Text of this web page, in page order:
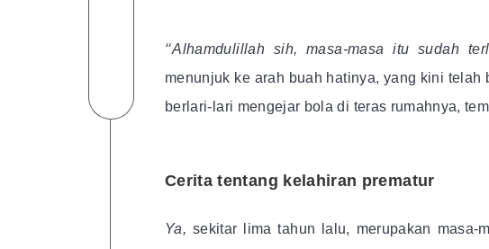
Telegram
on
“Alhamdulillah sih, masa-masa itu sudah
menunjuk ke arah buah hatinya, yang kini
berlari-lari mengejar bola di teras rumahnya,
Cerita tentang kelahiran prematur
Ya, sekitar lima tahun lalu, merupakan masa-